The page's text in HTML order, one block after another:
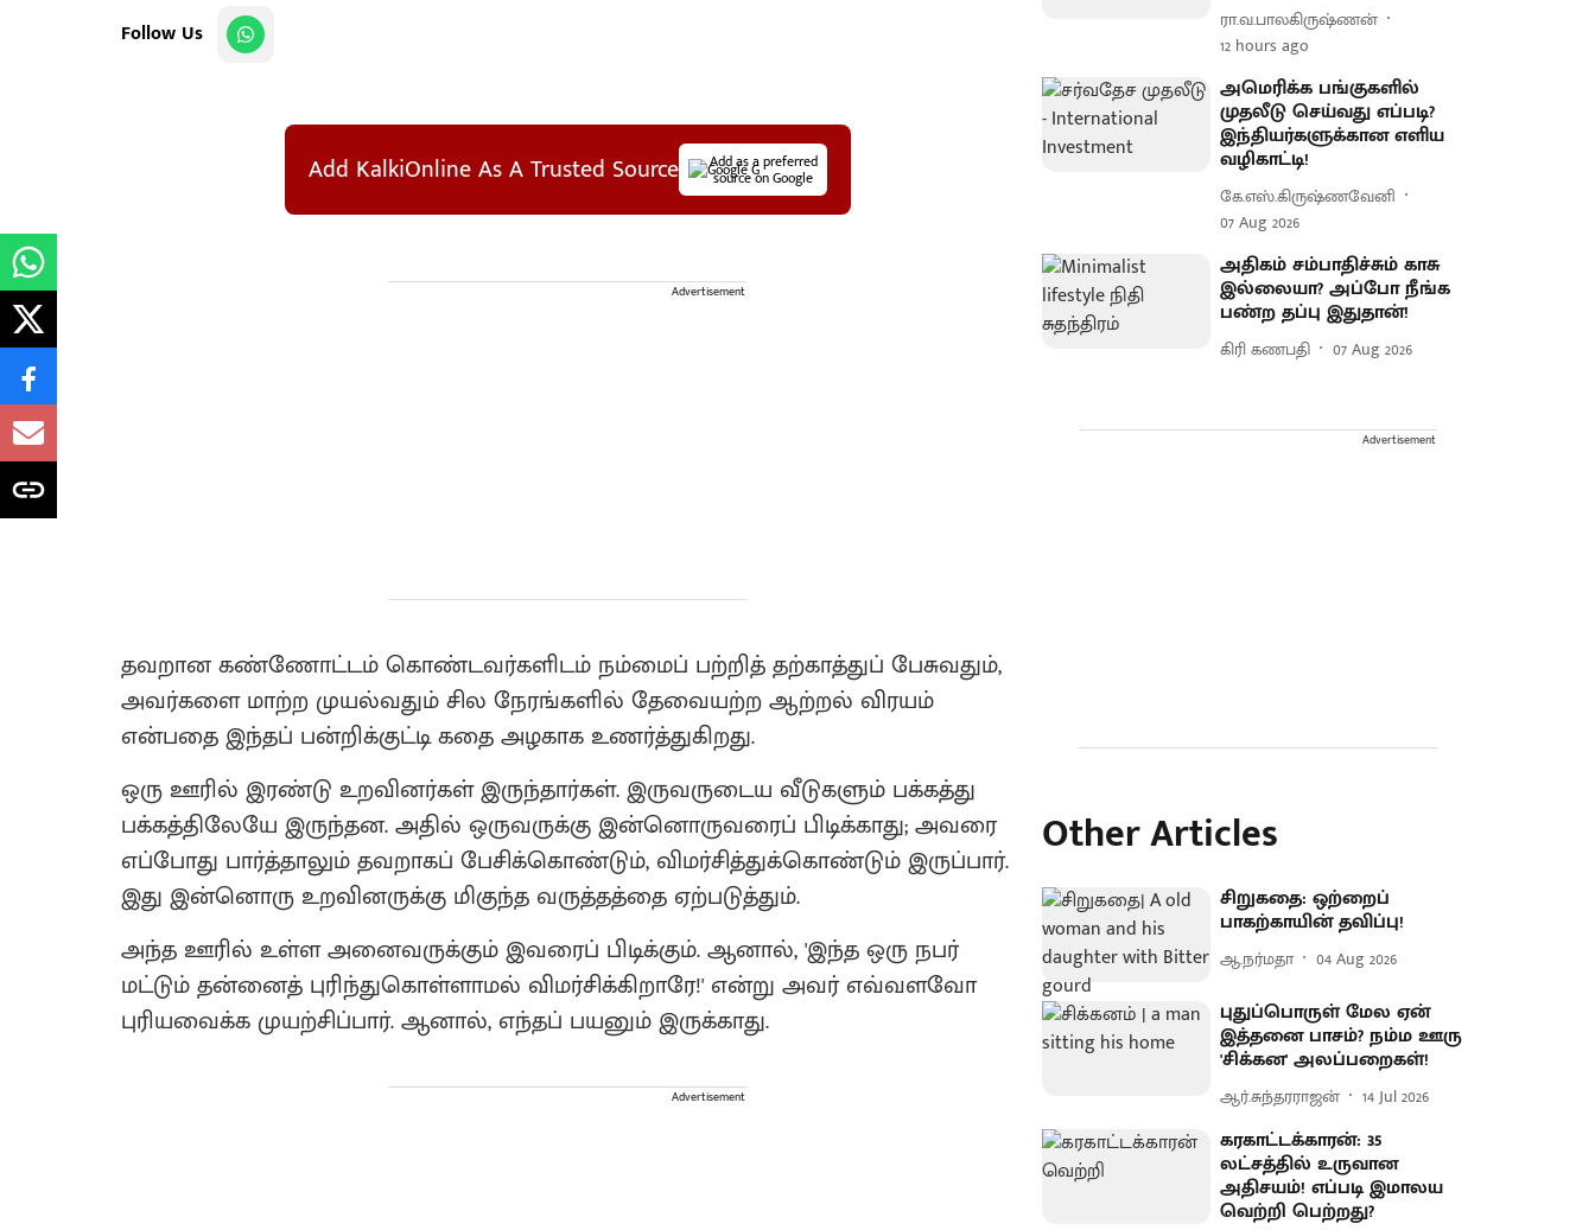
Follow Us
Add KalkiOnline As A Trusted Source Add as a preferred
source on Google
Advertisement
தவறான கண்ணோட்டம் கொண்டவர்களிடம் நம்மைப் பற்றித் தற்காத்துப் பேசுவதும்,
அவர்களை மாற்ற முயல்வதும் சில நேரங்களில் தேவையற்ற ஆற்றல் விரயம்
என்பதை இந்தப் பன்றிக்குட்டி கதை அழகாக உணர்த்துகிறது.
ஒரு ஊரில் இரண்டு உறவினர்கள் இருந்தார்கள். இருவருடைய வீடுகளும் பக்கத்து
பக்கத்திலேயே இருந்தன. அதில் ஒருவருக்கு இன்னொருவரைப் பிடிக்காது; அவரை
எப்போது பார்த்தாலும் தவறாகப் பேசிக்கொண்டும், விமர்சித்துக்கொண்டும் இருப்பார்.
இது இன்னொரு உறவினருக்கு மிகுந்த வருத்தத்தை ஏற்படுத்தும்.
அந்த ஊரில் உள்ள அனைவருக்கும் இவரைப் பிடிக்கும். ஆனால், 'இந்த ஒரு நபர்
மட்டும் தன்னைத் புரிந்துகொள்ளாமல் விமர்சிக்கிறாரே!' என்று அவர் எவ்வளவோ
புரியவைக்க முயற்சிப்பார். ஆனால், எந்தப் பயனும் இருக்காது.
Advertisement
ரா.வ.பாலகிருஷ்ணன்
12 hours ago
அமெரிக்க பங்குகளில்
முதலீடு செய்வது எப்படி?
இந்தியர்களுக்கான எளிய
வழிகாட்டி!
கே.எஸ்.கிருஷ்ணவேனி
07 Aug 2026
அதிகம் சம்பாதிச்சும் காசு
இல்லையா? அப்போ நீங்க
பண்ற தப்பு இதுதான்!
கிரி கணபதி 07 Aug 2026
Advertisement
Other Articles
சிறுகதை: ஒற்றைப்
பாகற்காயின் தவிப்பு!
ஆ.நர்மதா 04 Aug 2026
புதுப்பொருள் மேல ஏன்
இத்தனை பாசம்? நம்ம ஊரு
'சிக்கன' அலப்பறைகள்!
ஆர்.சுந்தரராஜன் 14 Jul 2026
கரகாட்டக்காரன்: 35
லட்சத்தில் உருவான
அதிசயம்! எப்படி இமாலய
வெற்றி பெற்றது?